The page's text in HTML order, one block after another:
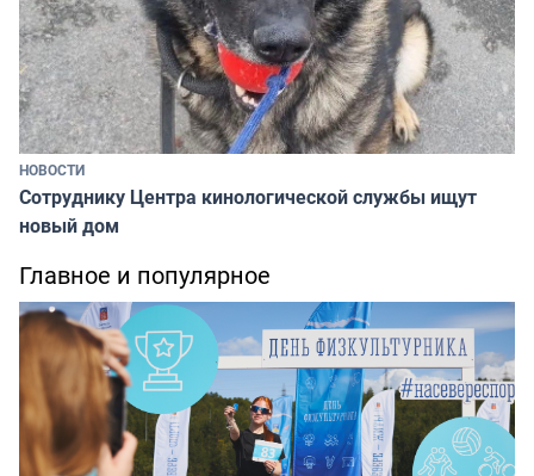
НОВОСТИ
Сотруднику Центра кинологической службы ищут
новый дом
Главное и популярное